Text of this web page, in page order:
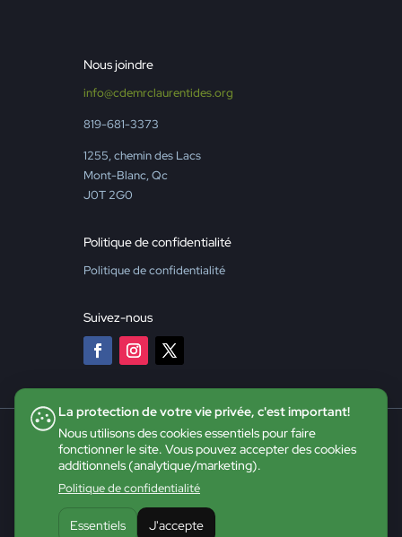
Nous joindre
info@cdemrclaurentides.org
819-681-3373
1255, chemin des Lacs
Mont-Blanc, Qc
J0T 2G0
Politique de confidentialité
Politique de confidentialité
Suivez-nous
La protection de votre vie privée, c'est important!
Nous utilisons des cookies essentiels pour faire
fonctionner le site. Vous pouvez accepter des cookies
additionnels (analytique/marketing).
Politique de confidentialité
Essentiels J'accepte